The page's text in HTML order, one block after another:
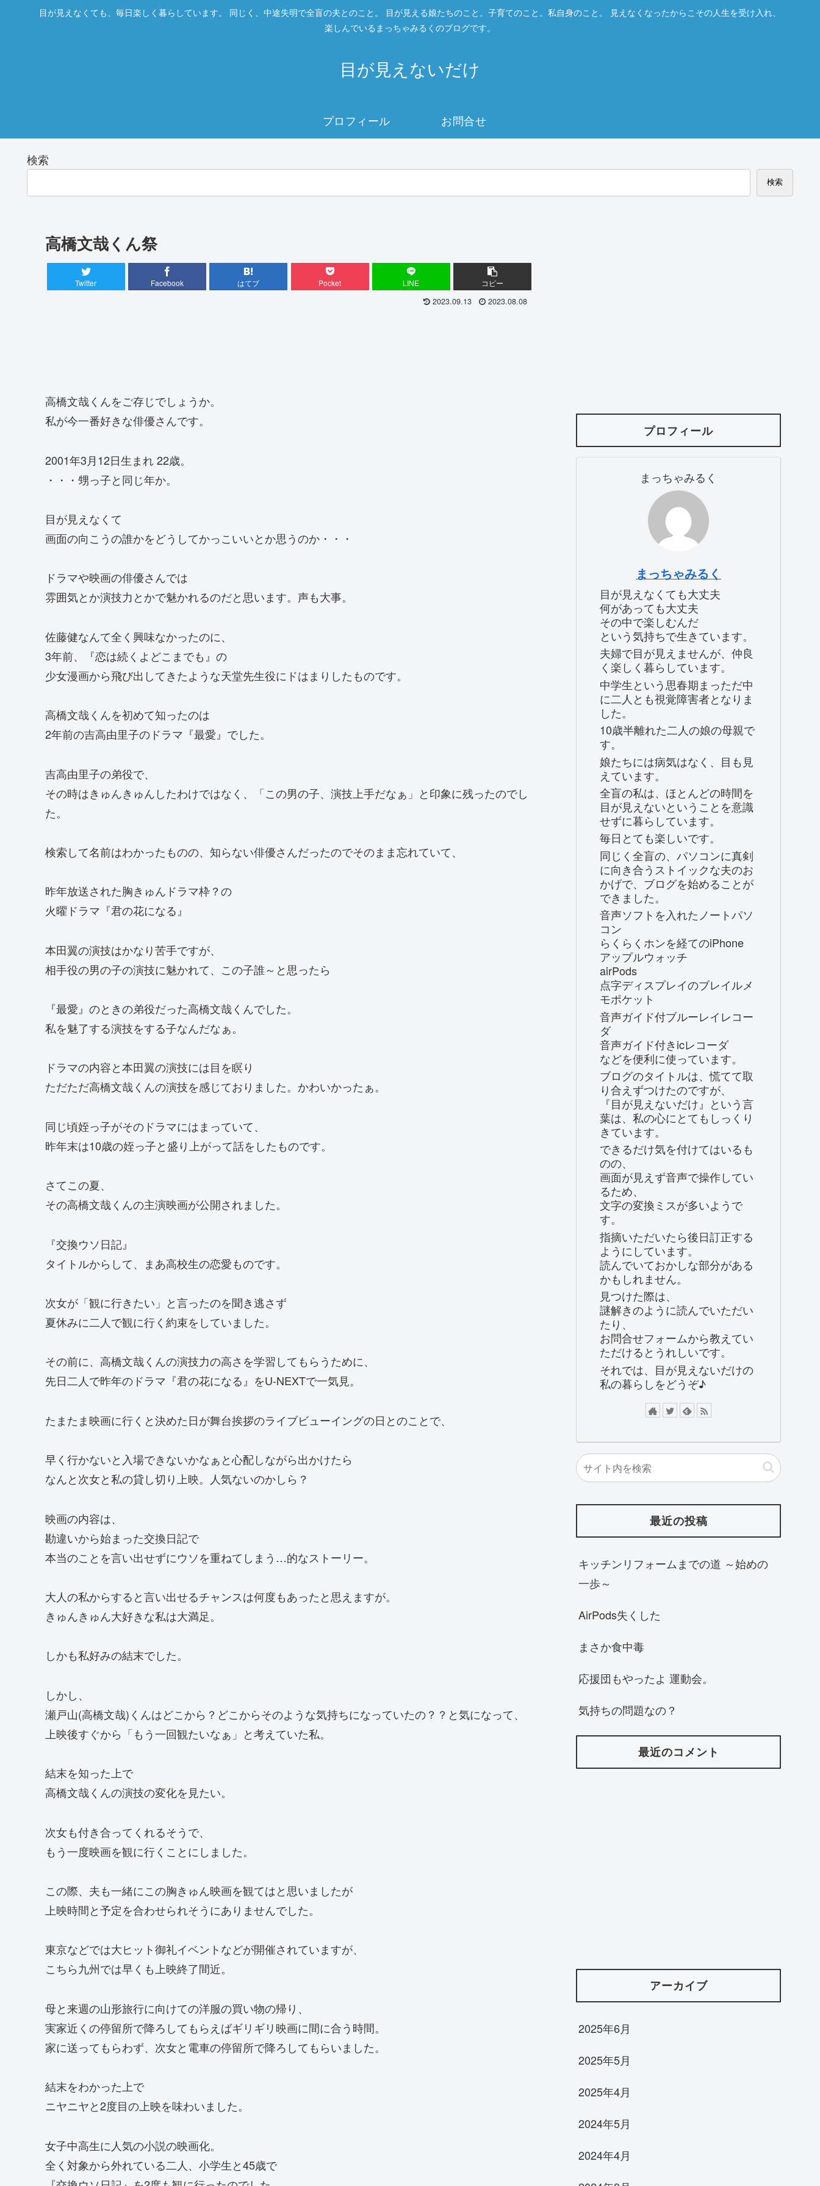
目が見えなくても、毎日楽しく暮らしています。 同じく、中途失明で全盲の夫とのこと。 目が見える娘たちのこと。子育てのこと。私自身のこと。 見えなくなったからこその人生を受け入れ、
楽しんでいるまっちゃみるくのブログです。
目が見えないだけ
プロフィール お問合せ
検索
検索
高橋文哉くん祭
Twitter Facebook はてブ Pocket LINE コピー
2023.09.13 2023.08.08
高橋文哉くんをご存じでしょうか。
私が今一番好きな俳優さんです。
2001年3月12日生まれ 22歳。
・・・甥っ子と同じ年か。
目が見えなくて
画面の向こうの誰かをどうしてかっこいいとか思うのか・・・
ドラマや映画の俳優さんでは
雰囲気とか演技力とかで魅かれるのだと思います。声も大事。
佐藤健なんて全く興味なかったのに、
3年前、『恋は続くよどこまでも』の
少女漫画から飛び出してきたような天堂先生役にドはまりしたものです。
高橋文哉くんを初めて知ったのは
2年前の吉高由里子のドラマ『最愛』でした。
吉高由里子の弟役で、
その時はきゅんきゅんしたわけではなく、「この男の子、演技上手だなぁ」と印象に残ったのでし
た。
検索して名前はわかったものの、知らない俳優さんだったのでそのまま忘れていて、
昨年放送された胸きゅんドラマ枠？の
火曜ドラマ『君の花になる』
本田翼の演技はかなり苦手ですが、
相手役の男の子の演技に魅かれて、この子誰～と思ったら
『最愛』のときの弟役だった高橋文哉くんでした。
私を魅了する演技をする子なんだなぁ。
ドラマの内容と本田翼の演技には目を瞑り
ただただ高橋文哉くんの演技を感じておりました。かわいかったぁ。
同じ頃姪っ子がそのドラマにはまっていて、
昨年末は10歳の姪っ子と盛り上がって話をしたものです。
さてこの夏、
その高橋文哉くんの主演映画が公開されました。
『交換ウソ日記』
タイトルからして、まあ高校生の恋愛ものです。
次女が「観に行きたい」と言ったのを聞き逃さず
夏休みに二人で観に行く約束をしていました。
その前に、高橋文哉くんの演技力の高さを学習してもらうために、
先日二人で昨年のドラマ『君の花になる』をU-NEXTで一気見。
たまたま映画に行くと決めた日が舞台挨拶のライブビューイングの日とのことで、
早く行かないと入場できないかなぁと心配しながら出かけたら
なんと次女と私の貸し切り上映。人気ないのかしら？
映画の内容は、
勘違いから始まった交換日記で
本当のことを言い出せずにウソを重ねてしまう…的なストーリー。
大人の私からすると言い出せるチャンスは何度もあったと思えますが。
きゅんきゅん大好きな私は大満足。
しかも私好みの結末でした。
しかし、
瀬戸山(高橋文哉)くんはどこから？どこからそのような気持ちになっていたの？？と気になって、
上映後すぐから「もう一回観たいなぁ」と考えていた私。
結末を知った上で
高橋文哉くんの演技の変化を見たい。
次女も付き合ってくれるそうで、
もう一度映画を観に行くことにしました。
この際、夫も一緒にこの胸きゅん映画を観てはと思いましたが
上映時間と予定を合わせられそうにありませんでした。
東京などでは大ヒット御礼イベントなどが開催されていますが、
こちら九州では早くも上映終了間近。
母と来週の山形旅行に向けての洋服の買い物の帰り、
実家近くの停留所で降ろしてもらえばギリギリ映画に間に合う時間。
家に送ってもらわず、次女と電車の停留所で降ろしてもらいました。
結末をわかった上で
ニヤニヤと2度目の上映を味わいました。
女子中高生に人気の小説の映画化。
全く対象から外れている二人、小学生と45歳で
プロフィール
まっちゃみるく
まっちゃみるく
目が見えなくても大丈夫
何があっても大丈夫
その中で楽しむんだ
という気持ちで生きています。
夫婦で目が見えませんが、仲良
く楽しく暮らしています。
中学生という思春期まっただ中
に二人とも視覚障害者となりま
した。
10歳半離れた二人の娘の母親で
す。
娘たちには病気はなく、目も見
えています。
全盲の私は、ほとんどの時間を
目が見えないということを意識
せずに暮らしています。
毎日とても楽しいです。
同じく全盲の、パソコンに真剣
に向き合うストイックな夫のお
かげで、ブログを始めることが
できました。
音声ソフトを入れたノートパソ
コン
らくらくホンを経てのiPhone
アップルウォッチ
airPods
点字ディスプレイのブレイルメ
モポケット
音声ガイド付ブルーレイレコー
ダ
音声ガイド付きicレコーダ
などを便利に使っています。
ブログのタイトルは、慌てて取
り合えずつけたのですが、
『目が見えないだけ』という言
葉は、私の心にとてもしっくり
きています。
できるだけ気を付けてはいるも
のの、
画面が見えず音声で操作してい
るため、
文字の変換ミスが多いようで
す。
指摘いただいたら後日訂正する
ようにしています。
読んでいておかしな部分がある
かもしれません。
見つけた際は、
謎解きのように読んでいただい
たり、
お問合せフォームから教えてい
ただけるとうれしいです。
それでは、目が見えないだけの
私の暮らしをどうぞ♪
最近の投稿
キッチンリフォームまでの道 ～始めの
一歩～
AirPods失くした
まさか食中毒
応援団もやったよ 運動会。
気持ちの問題なの？
最近のコメント
アーカイブ
2025年6月
2025年5月
2025年4月
2024年5月
2024年4月